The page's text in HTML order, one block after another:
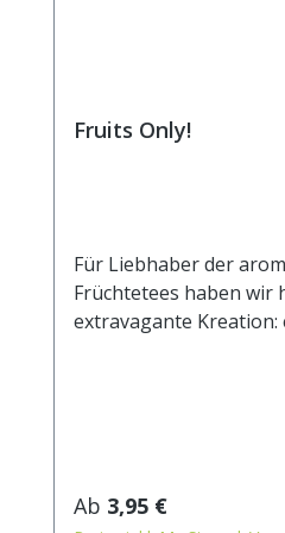
Fruits Only!
Für Liebhaber der
Früchtetees haben wir
extravagante Kreation:
Zutaten: Apfelstücke,
(Ananas, Zucker,
Regulärer Preis:
Ab 3,95 €